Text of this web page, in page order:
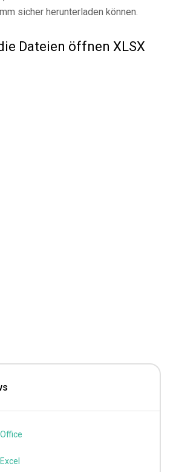
sicher herunterladen können.
Dateien öffnen XLSX